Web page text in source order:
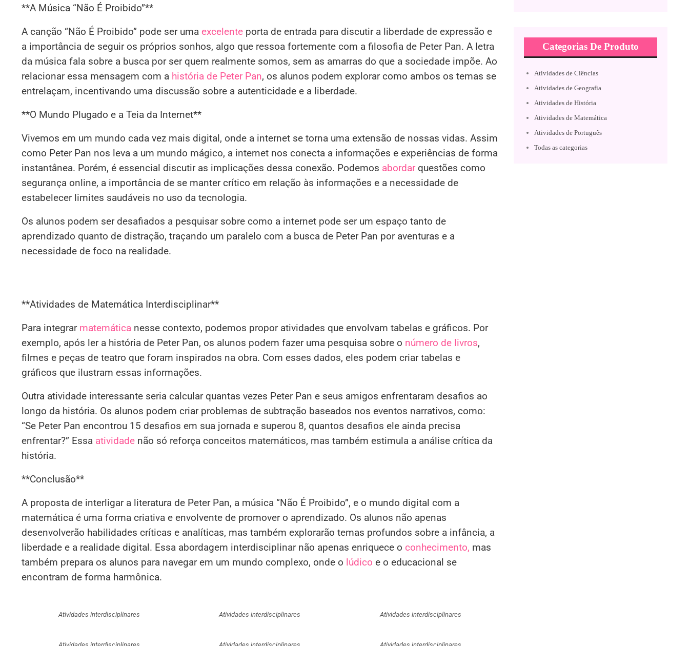
**A Música “Não É Proibido”**
A canção “Não É Proibido” pode ser uma excelente porta de entrada para discutir a liberdade de expressão e
a importância de seguir os próprios sonhos, algo que ressoa fortemente com a filosofia de Peter Pan. A letra
da música fala sobre a busca por ser quem realmente somos, sem as amarras do que a sociedade impõe. Ao
relacionar essa mensagem com a história de Peter Pan, os alunos podem explorar como ambos os temas se
entrelaçam, incentivando uma discussão sobre a autenticidade e a liberdade.
**O Mundo Plugado e a Teia da Internet**
Vivemos em um mundo cada vez mais digital, onde a internet se torna uma extensão de nossas vidas. Assim
como Peter Pan nos leva a um mundo mágico, a internet nos conecta a informações e experiências de forma
instantânea. Porém, é essencial discutir as implicações dessa conexão. Podemos abordarquestões como
segurança online, a importância de se manter crítico em relação às informações e a necessidade de
estabelecer limites saudáveis no uso da tecnologia.
Os alunos podem ser desafiados a pesquisar sobre como a internet pode ser um espaço tanto de
aprendizado quanto de distração, traçando um paralelo com a busca de Peter Pan por aventuras e a
necessidade de foco na realidade.
**Atividades de Matemática Interdisciplinar**
Para integrar matemática nesse contexto, podemos propor atividades que envolvam tabelas e gráficos. Por
exemplo, após ler a história de Peter Pan, os alunos podem fazer uma pesquisa sobre o número de livros,
filmes e peças de teatro que foram inspirados na obra. Com esses dados, eles podem criar tabelas e
gráficos que ilustram essas informações.
Outra atividade interessante seria calcular quantas vezes Peter Pan e seus amigos enfrentaram desafios ao
longo da história. Os alunos podem criar problemas de subtração baseados nos eventos narrativos, como:
“Se Peter Pan encontrou 15 desafios em sua jornada e superou 8, quantos desafios ele ainda precisa
enfrentar?” Essa atividade não só reforça conceitos matemáticos, mas também estimula a análise crítica da
história.
**Conclusão**
A proposta de interligar a literatura de Peter Pan, a música “Não É Proibido”, e o mundo digital com a
matemática é uma forma criativa e envolvente de promover o aprendizado. Os alunos não apenas
desenvolverão habilidades críticas e analíticas, mas também explorarão temas profundos sobre a infância, a
liberdade e a realidade digital. Essa abordagem interdisciplinar não apenas enriquece o conhecimento, mas
também prepara os alunos para navegar em um mundo complexo, onde o lúdico e o educacional se
encontram de forma harmônica.
Atividades interdisciplinares Atividades interdisciplinares Atividades interdisciplinares
Categorias De Produto
Atividades de Ciências
Atividades de Geografia
Atividades de História
Atividades de Matemática
Atividades de Português
Todas as categorias